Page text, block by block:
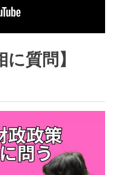
に質問】